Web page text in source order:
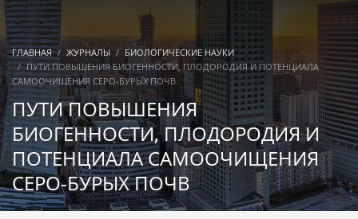
ГЛАВНАЯ ЖУРНАЛЫ
БИОЛОГИЧЕСКИЕ НАУКИ
ПУТИ ПОВЫШЕНИЯ БИОГЕННОСТИ, ПЛОДОРОДИЯ И ПОТЕНЦИАЛА
САМООЧИЩЕНИЯ СЕРО-БУРЫХ ПОЧВ
ПУТИ ПОВЫШЕНИЯ
БИОГЕННОСТИ, ПЛОДОРОДИЯ И
ПОТЕНЦИАЛА САМООЧИЩЕНИЯ
СЕРО-БУРЫХ ПОЧВ